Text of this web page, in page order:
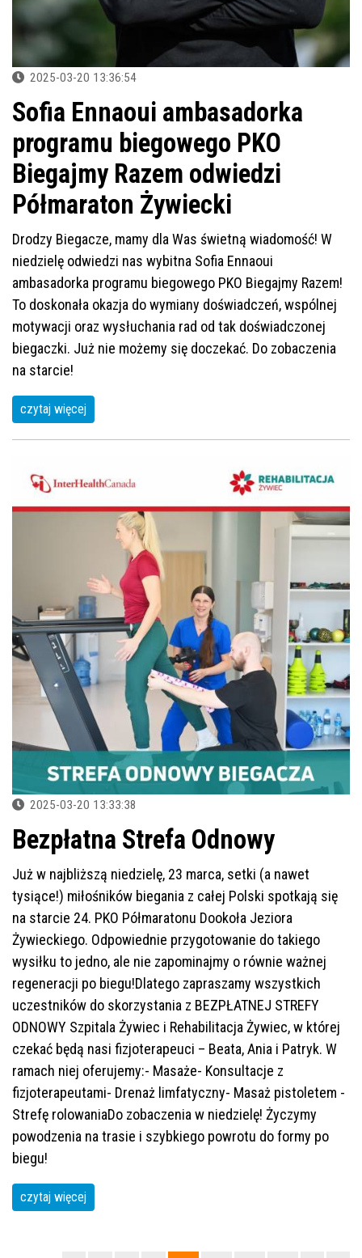
2025-03-20 13:36:54
Sofia Ennaoui ambasadorka
programu biegowego PKO
Biegajmy Razem odwiedzi
Półmaraton Żywiecki
Drodzy Biegacze, mamy dla Was świetną wiadomość! W
niedzielę odwiedzi nas wybitna Sofia Ennaoui
ambasadorka programu biegowego PKO Biegajmy Razem!
To doskonała okazja do wymiany doświadczeń, wspólnej
motywacji oraz wysłuchania rad od tak doświadczonej
biegaczki. Już nie możemy się doczekać. Do zobaczenia
na starcie!
czytaj więcej
2025-03-20 13:33:38
Bezpłatna Strefa Odnowy
Już w najbliższą niedzielę, 23 marca, setki (a nawet
tysiące!) miłośników biegania z całej Polski spotkają się
na starcie 24. PKO Półmaratonu Dookoła Jeziora
Żywieckiego. Odpowiednie przygotowanie do takiego
wysiłku to jedno, ale nie zapominajmy o równie ważnej
regeneracji po biegu!Dlatego zapraszamy wszystkich
uczestników do skorzystania z BEZPŁATNEJ STREFY
ODNOWY Szpitala Żywiec i Rehabilitacja Żywiec, w której
czekać będą nasi fizjoterapeuci – Beata, Ania i Patryk. W
ramach niej oferujemy:- Masaże- Konsultacje z
fizjoterapeutami- Drenaż limfatyczny- Masaż pistoletem -
Strefę rolowaniaDo zobaczenia w niedzielę! Życzymy
powodzenia na trasie i szybkiego powrotu do formy po
biegu!
czytaj więcej